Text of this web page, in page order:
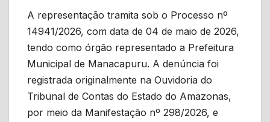
A representação tramita sob o Processo nº
14941/2026, com data de 04 de maio de 2026,
tendo como órgão representado a Prefeitura
Municipal de Manacapuru. A denúncia foi
registrada originalmente na Ouvidoria do
Tribunal de Contas do Estado do Amazonas,
por meio da Manifestação nº 298/2026, e